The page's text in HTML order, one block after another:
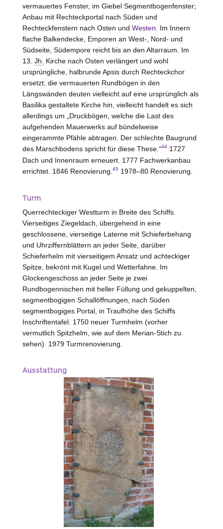
vermauertes Fenster, im Giebel Segmentbogenfenster;
Anbau mit Rechteckportal nach Süden und
Rechteckfenstern nach Osten und Westen . Im Innern
flache Balkendecke, Emporen an West-, Nord- und
Südseite, Südempore reicht bis an den Altarraum. Im
13. Jh.
Kirche nach Osten verlängert und wohl
ursprüngliche, halbrunde Apsis durch Rechteckchor
ersetzt; die vermauerten Rundbögen in den
Längswänden deuten vielleicht auf eine ursprünglich als
Basilika gestaltete Kirche hin, vielleicht handelt es sich
allerdings um „Druckbögen, welche die Last des
aufgehenden Mauerwerks auf bündelweise
eingerammte Pfähle abtragen. Der schlechte Baugrund
des Marschbodens spricht für diese These.“441727
Dach und Innenraum erneuert. 1777 Fachwerkanbau
errichtet. 1846 Renovierung. 451978–80 Renovierung.
Turm
Querrechteckiger Westturm in Breite des Schiffs.
Vierseitiges Ziegeldach, übergehend in eine
geschlossene, vierseitige Laterne mit Schieferbehang
und Uhrziffernblättern an jeder Seite, darüber
Schieferhelm mit vierseitigem Ansatz und achteckiger
Spitze, bekrönt mit Kugel und Wetterfahne. Im
Glockengeschoss an jeder Seite je zwei
Rundbogennischen mit heller Füllung und gekuppelten,
segmentbogigen Schallöffnungen, nach Süden
segmentbogiges Portal, in Traufhöhe des Schiffs
Inschriftentafel. 1750 neuer Turmhelm (vorher
vermutlich Spitzhelm, wie auf dem Merian-Stich zu
sehen). 1979 Turmrenovierung.
Ausstattung